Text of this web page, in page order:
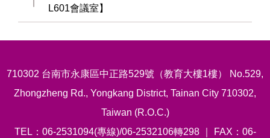
L601會議室】
710302 台南市永康區中正路529號（教育大樓1樓） No.529,
Zhongzheng Rd., Yongkang District, Tainan City 710302,
Taiwan (R.O.C.)
TEL：06-2531094(專線)/06-2532106轉298 ｜ FAX：06-